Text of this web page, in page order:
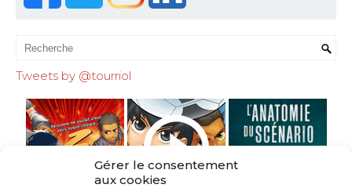
Gérer le consentement
aux cookies
Tweets by @tourriol